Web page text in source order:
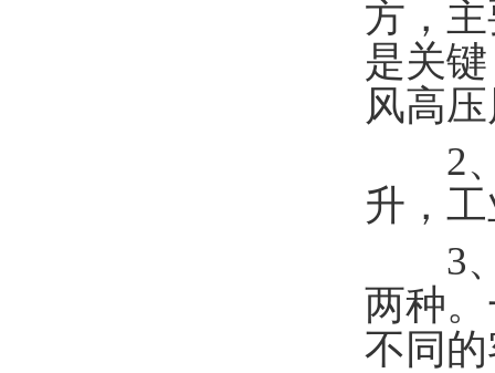
方，
是关
风高
2、
升，
3、
两种
不同